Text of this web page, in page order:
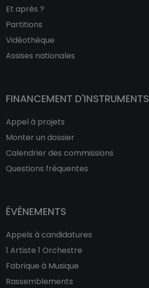
Et après ?
Partitions
Vidéothèque
Assises nationales
FINANCEMENT D'INSTRUMENTS
Appel à projets
Monter un dossier
Calendrier des commissions
Questions fréquentes
ÉVÉNEMENTS
Appels à candidatures
1 Artiste 1 Orchestre
Fabrique à Musique
Rassemblements